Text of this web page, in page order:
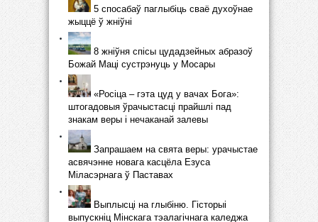
5 спосабаў паглыбіць сваё духоўнае
жыццё ў жніўні
8 жніўня спісы цудадзейных абразоў
Божай Маці сустрэнуць у Мосары
«Росіца – гэта цуд у вачах Бога»:
штогадовыя ўрачыстасці прайшлі пад
знакам веры і нечаканай залевы
Запрашаем на свята веры: урачыстае
асвячэнне новага касцёла Езуса
Міласэрнага ў Паставах
Выплысці на глыбіню. Гісторыі
выпускніц Мінскага тэалагічнага каледжа